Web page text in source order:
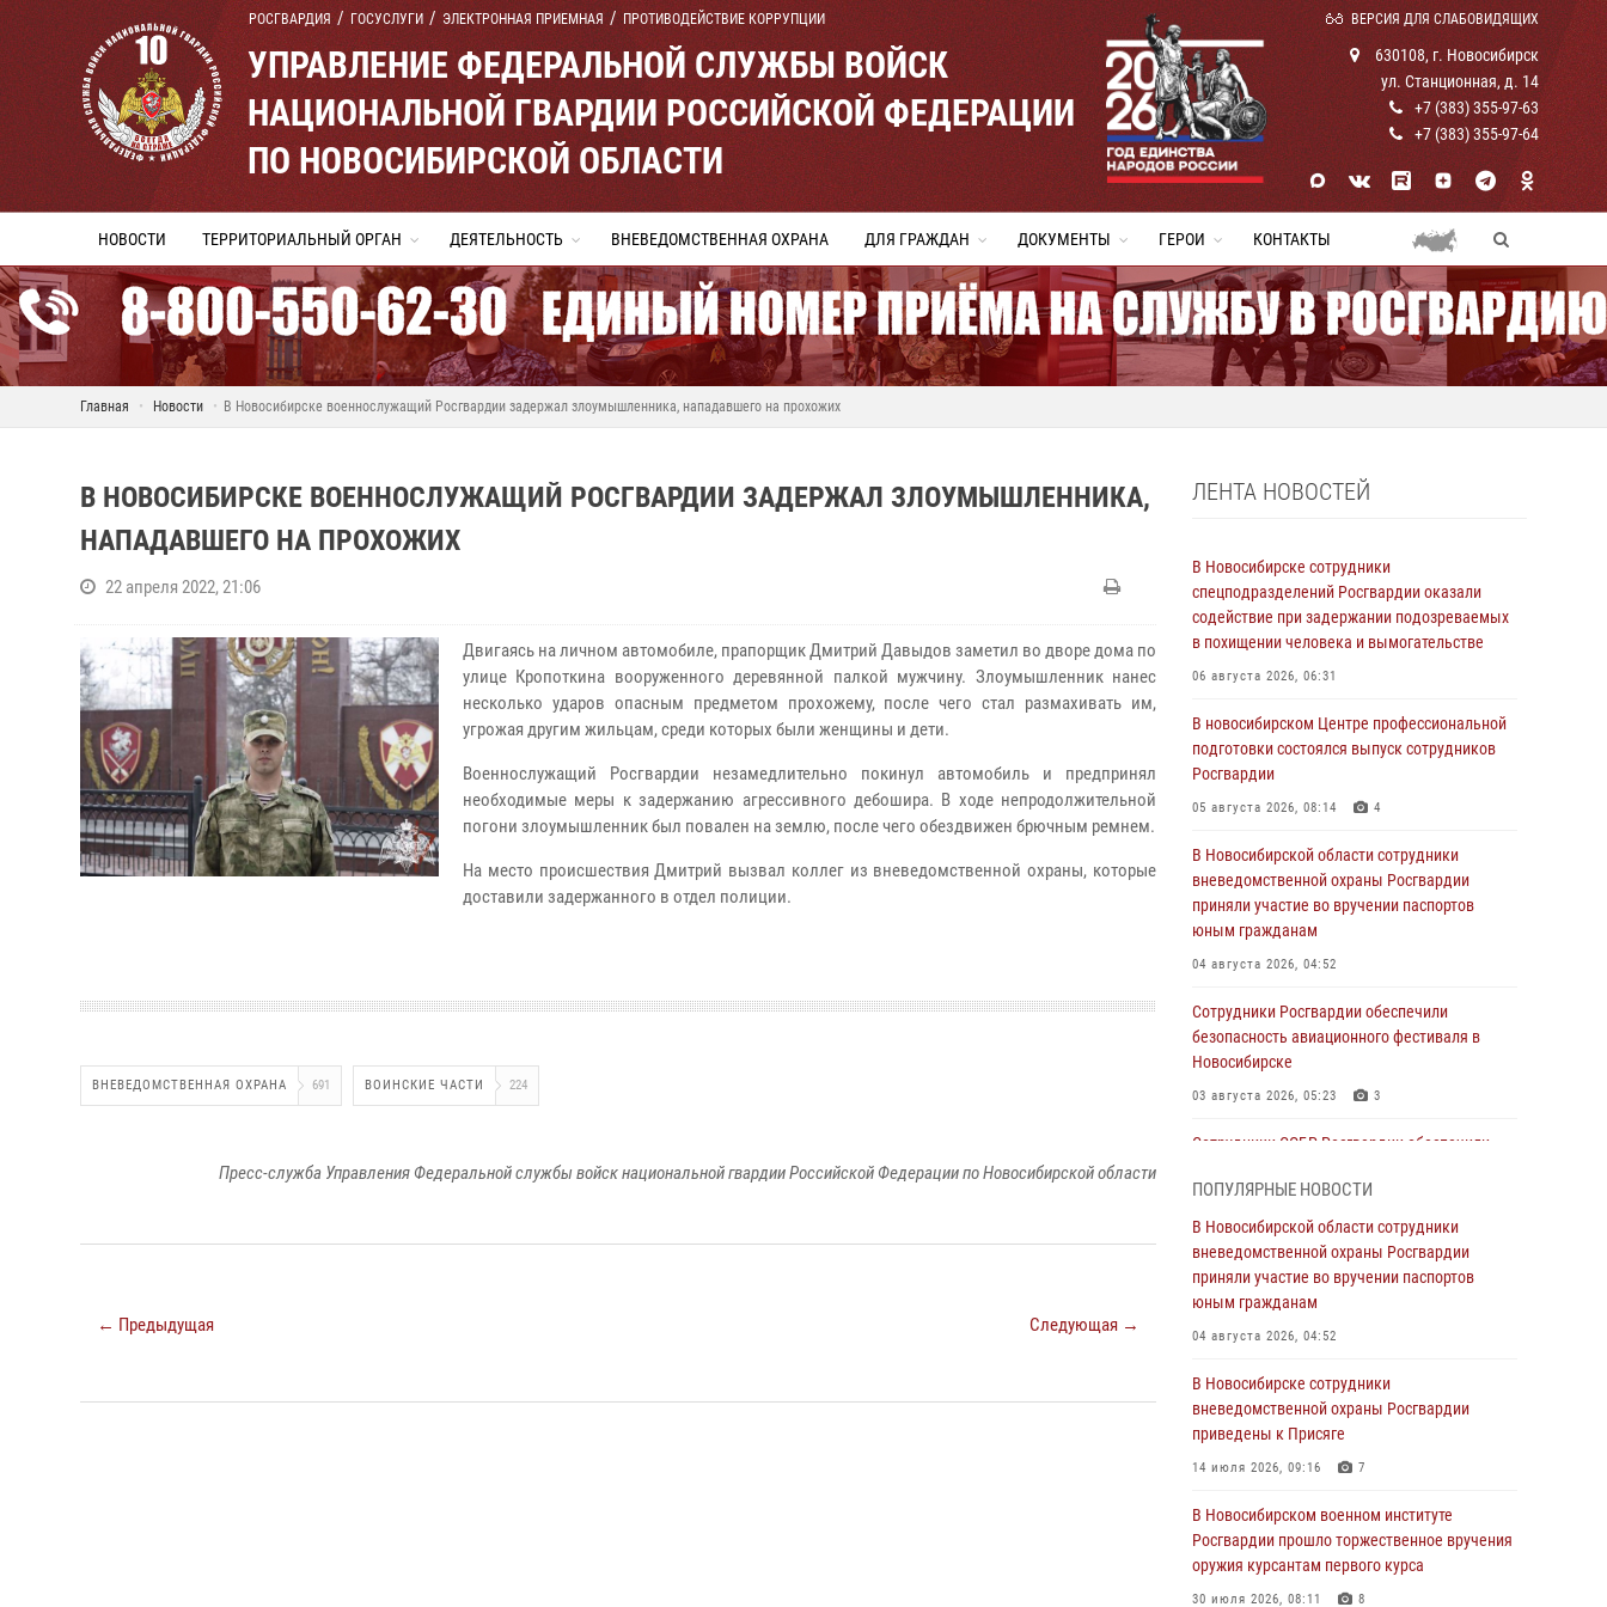
РОСГВАРДИЯ ГОСУСЛУГИ ЭЛЕКТРОННАЯ ПРИЕМНАЯ ПРОТИВОДЕЙСТВИЕ КОРРУПЦИИ ВЕРСИЯ ДЛЯ СЛАБОВИДЯЩИХ
УПРАВЛЕНИЕ ФЕДЕРАЛЬНОЙ СЛУЖБЫ ВОЙСК
НАЦИОНАЛЬНОЙ ГВАРДИИ РОССИЙСКОЙ ФЕДЕРАЦИИ
ПО НОВОСИБИРСКОЙ ОБЛАСТИ
630108, г. Новосибирск
ул. Станционная, д. 14
+7 (383) 355-97-63
+7 (383) 355-97-64
НОВОСТИ ТЕРРИТОРИАЛЬНЫЙ ОРГАН ДЕЯТЕЛЬНОСТЬ ВНЕВЕДОМСТВЕННАЯ ОХРАНА ДЛЯ ГРАЖДАН ДОКУМЕНТЫ ГЕРОИ КОНТАКТЫ
Главная Новости В Новосибирске военнослужащий Росгвардии задержал злоумышленника, нападавшего на прохожих
В НОВОСИБИРСКЕ ВОЕННОСЛУЖАЩИЙ РОСГВАРДИИ ЗАДЕРЖАЛ ЗЛОУМЫШЛЕННИКА,
НАПАДАВШЕГО НА ПРОХОЖИХ
22 апреля 2022, 21:06
Двигаясь на личном автомобиле, прапорщик Дмитрий Давыдов заметил во дворе дома по
улице Кропоткина вооруженного деревянной палкой мужчину. Злоумышленник нанес
несколько ударов опасным предметом прохожему, после чего стал размахивать им,
угрожая другим жильцам, среди которых были женщины и дети.
Военнослужащий Росгвардии незамедлительно покинул автомобиль и предпринял
необходимые меры к задержанию агрессивного дебошира. В ходе непродолжительной
погони злоумышленник был повален на землю, после чего обездвижен брючным ремнем.
На место происшествия Дмитрий вызвал коллег из вневедомственной охраны, которые
доставили задержанного в отдел полиции.
ВНЕВЕДОМСТВЕННАЯ ОХРАНА 691 ВОИНСКИЕ ЧАСТИ 224
Пресс-служба Управления Федеральной службы войск национальной гвардии Российской Федерации по Новосибирской области
← Предыдущая Следующая →
ЛЕНТА НОВОСТЕЙ
В Новосибирске сотрудники
спецподразделений Росгвардии оказали
содействие при задержании подозреваемых
в похищении человека и вымогательстве
06 августа 2026, 06:31
В новосибирском Центре профессиональной
подготовки состоялся выпуск сотрудников
Росгвардии
05 августа 2026, 08:14 4
В Новосибирской области сотрудники
вневедомственной охраны Росгвардии
приняли участие во вручении паспортов
юным гражданам
04 августа 2026, 04:52
Сотрудники Росгвардии обеспечили
безопасность авиационного фестиваля в
Новосибирске
03 августа 2026, 05:23 3
Сотрудники СОБР Росгвардии обеспечили
обысков в рамках расследования серии
мошенничеств
31 июля 2026, 07:52
В Новосибирском военном институте
30 июля 2026, 08:11 8
При силовой поддержке бойцов ОМОН и
СОБР Росгвардии пресечена деятельность
сфере страхования
29 июля 2026, 05:19
В Новосибирске сотрудниками
ПОПУЛЯРНЫЕ НОВОСТИ
В Новосибирской области сотрудники
вневедомственной охраны Росгвардии
приняли участие во вручении паспортов
юным гражданам
04 августа 2026, 04:52
В Новосибирске сотрудники
вневедомственной охраны Росгвардии
приведены к Присяге
14 июля 2026, 09:16 7
В Новосибирском военном институте
Росгвардии прошло торжественное вручения
оружия курсантам первого курса
30 июля 2026, 08:11 8